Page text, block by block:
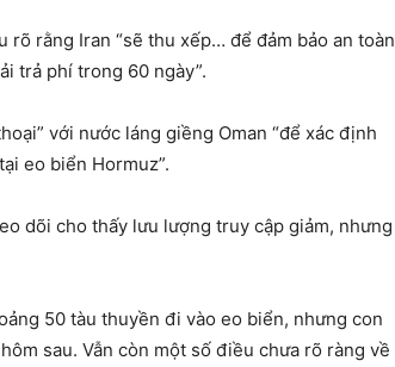
rằng Iran “sẽ thu xếp… để đảm bảo an toàn
trả phí trong 60 ngày”.
với nước láng giềng Oman “để xác định
eo biển Hormuz”.
dõi cho thấy lưu lượng truy cập giảm, nhưng
50 tàu thuyền đi vào eo biển, nhưng con
sau. Vẫn còn một số điều chưa rõ ràng về